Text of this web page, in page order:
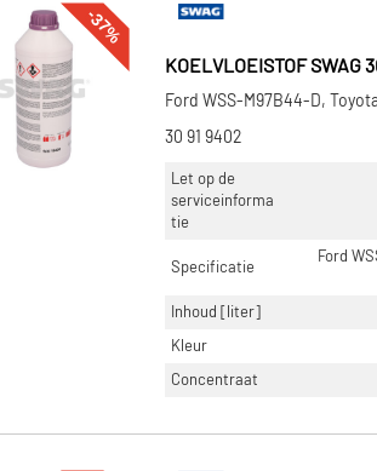
-37%
KOELVLOEISTOF SWAG
Ford WSS-M97B44-D,
30 91 9402
Let op de
serviceinforma
tie
Specificatie
Ford
Inhoud [liter]
Kleur
Concentraat